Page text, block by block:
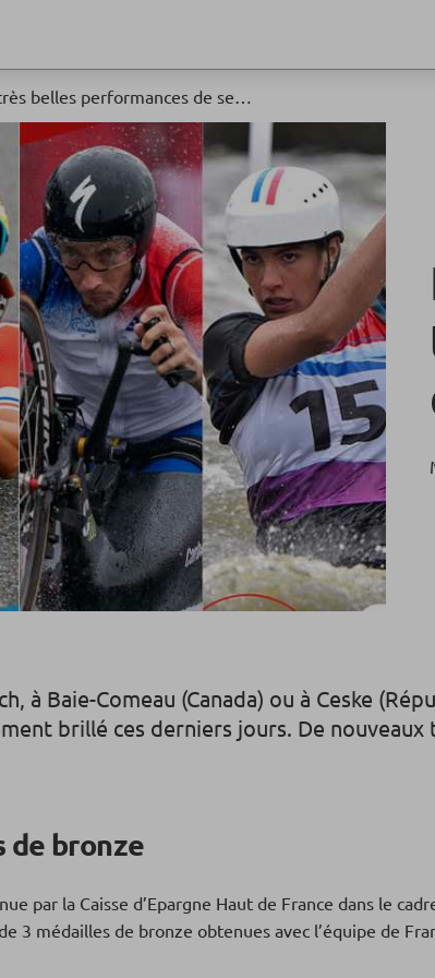
Le Groupe BPCE fier des très belles performances de ses athlètes
à Baie-Comeau (Canada) ou à Ceske
brillé ces derniers jours. De
de bronze
par la Caisse d’Epargne Haut de France dans le
3 médailles de bronze obtenues avec l’équipe de